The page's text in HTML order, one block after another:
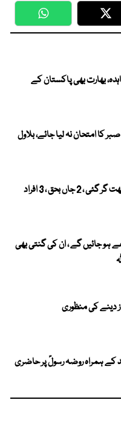
WhatsApp
بھارت بھی پاکستان کے
کا امتحان نہ لیا جائے، بلاول
ڈیرہ غازی خان میں گھر کی چھت گر گئی ، 2 جاں بحق ، 3 افراد
ہو جائیں گے ، ان کی گنتی بھی
دینے کی منظوری
کے ہمراہ روضہ رسولؐ پر حاضری